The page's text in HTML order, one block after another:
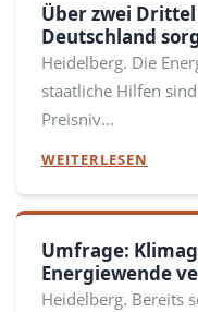
Über zwei
Deutschland
Heidelberg. Die
staatliche Hilfen
Preisniv...
WEITERLESEN
Umfrage:
Energiewende
Heidelberg. Bereits